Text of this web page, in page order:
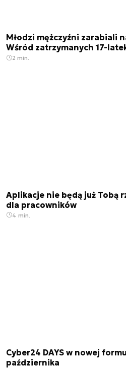
Młodzi mężczyźni zarabiali
Wśród zatrzymanych 17-
2 min.
Aplikacje nie będą już Tobą
dla pracowników
4 min.
Cyber24 DAYS w nowej
października